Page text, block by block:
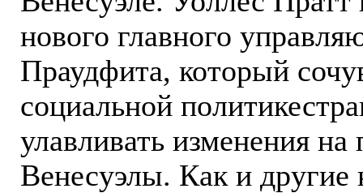
нового главного
Праудфита, который
социальной
улавливать изменения на
Венесуэлы. Как и